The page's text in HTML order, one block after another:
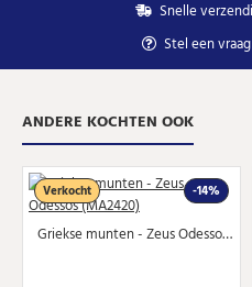
Snelle
Stel een
ANDERE KOCHTEN OOK
-14%
Verkocht
Griekse munten - Zeus Odessos (MA2420)